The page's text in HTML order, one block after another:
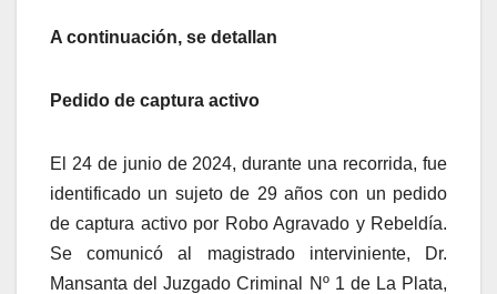
A continuación, se detallan
Pedido de captura activo
El 24 de junio de 2024, durante una recorrida, fue
identificado un sujeto de 29 años con un pedido
de captura activo por Robo Agravado y Rebeldía.
Se comunicó al magistrado interviniente, Dr.
Mansanta del Juzgado Criminal Nº 1 de La Plata,